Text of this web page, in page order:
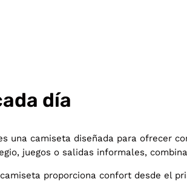
día
una camiseta diseñada para ofrecer
juegos o salidas informales,
proporciona confort desde el